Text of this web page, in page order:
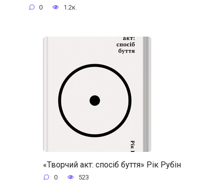
0 1.2к.
«Творчий акт: спосіб буття» Рік Рубін
0 523